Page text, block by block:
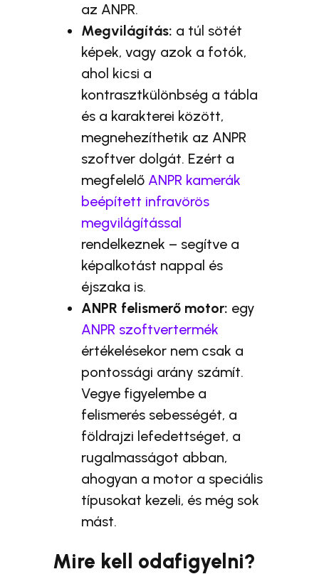
az ANPR.
Megvilágítás: a túl sötét
képek, vagy azok a fotók,
ahol kicsi a
kontrasztkülönbség a tábla
és a karakterei között,
megnehezíthetik az ANPR
szoftver dolgát. Ezért a
megfelelő ANPR kamerák
beépített infravörös
megvilágítással
rendelkeznek – segítve a
képalkotást nappal és
éjszaka is.
ANPR felismerő motor: egy
ANPR szoftvertermék
értékelésekor nem csak a
pontossági arány számít.
Vegye figyelembe a
felismerés sebességét, a
földrajzi lefedettséget, a
rugalmasságot abban,
ahogyan a motor a speciális
típusokat kezeli, és még sok
mást.
Mire kell odafigyelni?